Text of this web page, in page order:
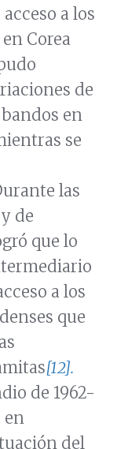
a los
Corea
de
en
se
las
de
que lo
a los
que
[12].
de 1962-
en
del